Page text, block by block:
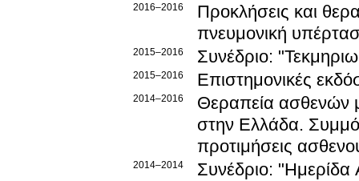
2016–2016
Προκλήσεις και
πνευμονική
2015–2016 Συνέδριο:
2015–2016 Επιστημονικές
2014–2016
Θεραπεία ασθενών
στην Ελλάδα.
προτιμήσεις
2014–2014
Συνέδριο: "Ημερίδα